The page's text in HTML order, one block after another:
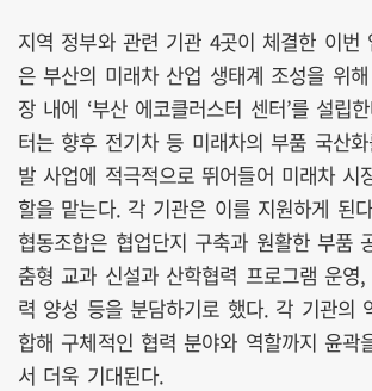
지역 정부와 관련 기관 4곳이 체결한 이번
은 부산의 미래차 산업 생태계 조성을 위
장 내에 ‘부산 에코클러스터 센터’를 설립
터는 향후 전기차 등 미래차의 부품 국산
발 사업에 적극적으로 뛰어들어 미래차 시
할을 맡는다. 각 기관은 이를 지원하게 된
협동조합은 협업단지 구축과 원활한 부품
춤형 교과 신설과 산학협력 프로그램 운영
력 양성 등을 분담하기로 했다. 각 기관의
합해 구체적인 협력 분야와 역할까지 윤곽
서 더욱 기대된다.